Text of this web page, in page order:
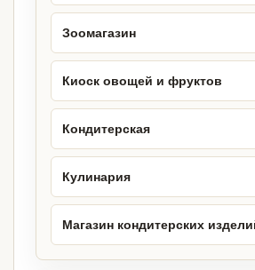
Зоомагазин
Киоск овощей и фруктов
Кондитерская
Кулинария
Магазин кондитерских